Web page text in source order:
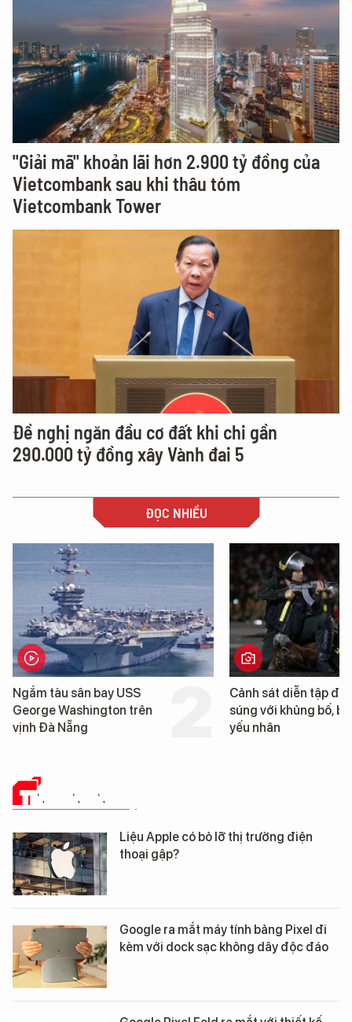
"Giải mã" khoản lãi hơn 2.900 tỷ đồng của
Vietcombank sau khi thâu tóm
Vietcombank Tower
Đề nghị ngăn đầu cơ đất khi chi gần
290.000 tỷ đồng xây Vành đai 5
ĐỌC NHIỀU
Cảnh sát diễn tập đấu
súng với khủng bố, bảo vệ
yếu nhân
Cận cảnh chiến hạm
tống tàu sân bay USS
George Washington
TIN CÔNG NGHỆ
Liệu Apple có bỏ lỡ thị trường điện
thoại gập?
Google ra mắt máy tính bảng Pixel đi
kèm với dock sạc không dây độc đáo